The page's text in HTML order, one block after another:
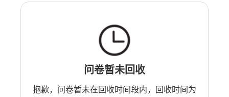
问卷暂未回收
抱歉，问卷暂未在回收时间段内，回收时间为